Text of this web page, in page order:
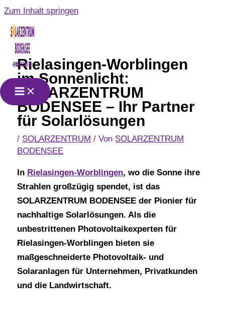
Zum Inhalt springen
Rielasingen-Worblingen
im Sonnenlicht:
SOLARZENTRUM
BODENSEE – Ihr Partner
für Solarlösungen
/ SOLARZENTRUM / Von SOLARZENTRUM
BODENSEE
In Rielasingen-Worblingen, wo die Sonne ihre
Strahlen großzügig spendet, ist das
SOLARZENTRUM BODENSEE der Pionier für
nachhaltige Solarlösungen. Als die
unbestrittenen Photovoltaikexperten für
Rielasingen-Worblingen bieten sie
maßgeschneiderte Photovoltaik- und
Solaranlagen für Unternehmen, Privatkunden
und die Landwirtschaft.